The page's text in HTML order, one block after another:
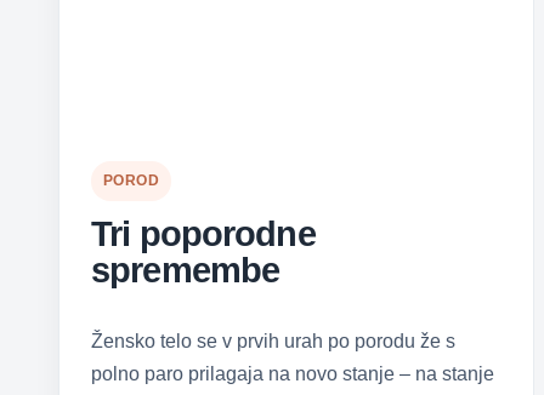
POROD
Tri poporodne
spremembe
Žensko telo se v prvih urah po porodu že s
polno paro prilagaja na novo stanje – na stanje